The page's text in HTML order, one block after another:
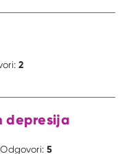
2
depresija
Odgovori:5